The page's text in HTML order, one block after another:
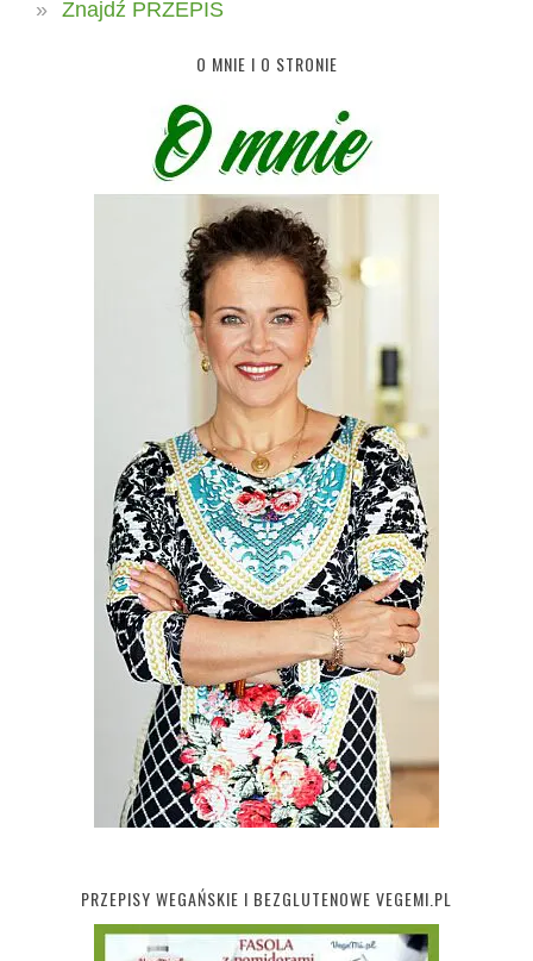
Znajdź PRZEPIS
O MNIE I O STRONIE
PRZEPISY WEGAŃSKIE I BEZGLUTENOWE VEGEMI.PL